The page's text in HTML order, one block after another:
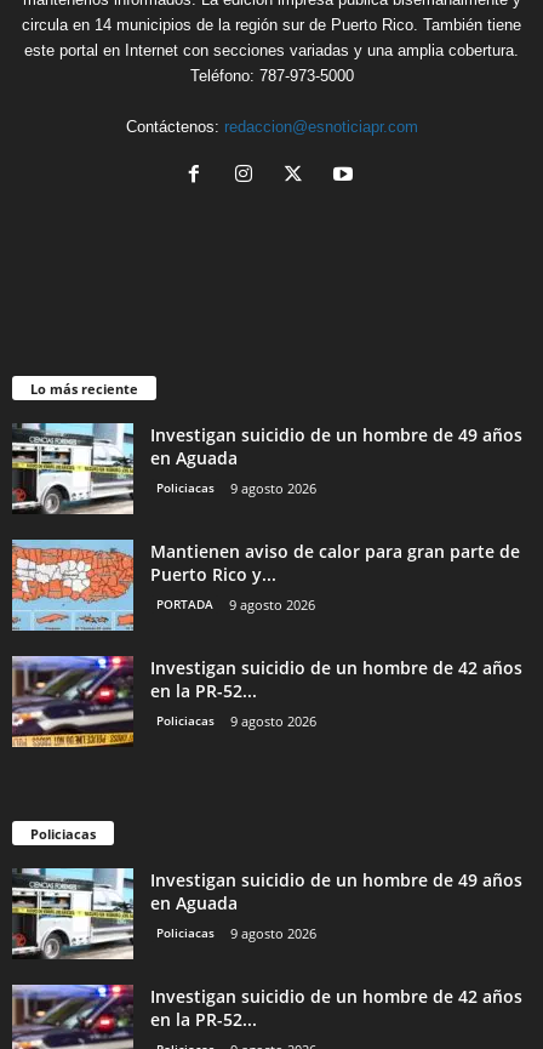
circula en 14 municipios de la región sur de Puerto Rico. También tiene
este portal en Internet con secciones variadas y una amplia cobertura.
Teléfono: 787-973-5000
Contáctenos: redaccion@esnoticiapr.com
Lo más reciente
Investigan suicidio de un hombre de 49 años
en Aguada
Policiacas 9 agosto 2026
Mantienen aviso de calor para gran parte de
Puerto Rico y...
PORTADA 9 agosto 2026
Investigan suicidio de un hombre de 42 años
en la PR-52...
Policiacas 9 agosto 2026
Policiacas
Investigan suicidio de un hombre de 49 años
en Aguada
Policiacas 9 agosto 2026
Investigan suicidio de un hombre de 42 años
en la PR-52...